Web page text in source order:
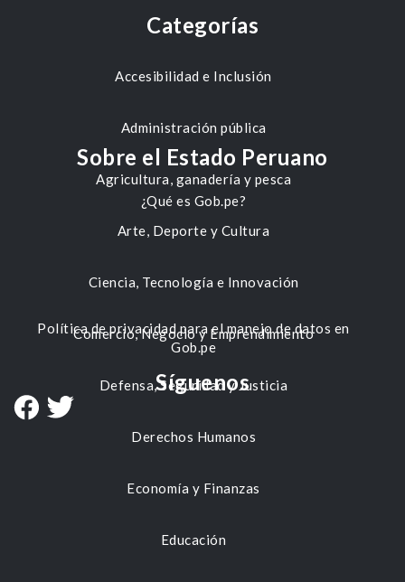
Categorías
Accesibilidad e Inclusión
Administración pública
Agricultura, ganadería y pesca
Arte, Deporte y Cultura
Ciencia, Tecnología e Innovación
Comercio, Negocio y Emprendimiento
Defensa, Seguridad y Justicia
Derechos Humanos
Economía y Finanzas
Educación
Sobre el Estado Peruano
¿Qué es Gob.pe?
Política de privacidad para el manejo de datos en
Gob.pe
Síguenos